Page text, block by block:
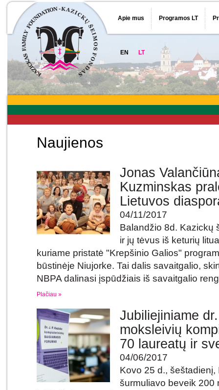
EN LT
Apie mus Programos LT
Naujienos
Jonas
Kuzminskas
Lietuvos
04/11/2017
Balandžio 8d. Kazickų
ir jų tėvus iš keturių
kuriame pristatė "Krepšinio Galios"
būstinėje Niujorke. Tai dalis savaitgalio,
NBPA dalinasi įspūdžiais iš savaitgalio
Plačiau »
Jubiliejiniame
moksleivių
70 laureatų ir
04/06/2017
Kovo 25 d.,
šurmuliavo beveik 200